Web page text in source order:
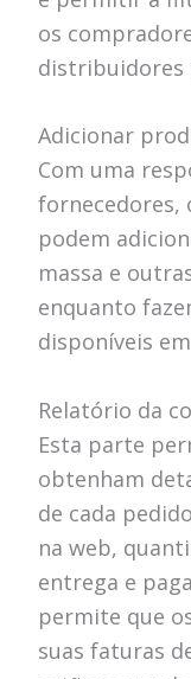
os
distribuidores
Adicionar
Com uma
fornecedores,
podem
massa e
enquanto
disponíveis
Relatório da
Esta parte
obtenham
de cada
na web,
entrega e
permite que
suas faturas